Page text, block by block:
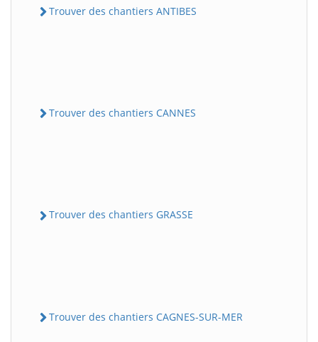
Trouver des chantiers ANTIBES
Trouver des chantiers CANNES
Trouver des chantiers GRASSE
Trouver des chantiers CAGNES-SUR-MER